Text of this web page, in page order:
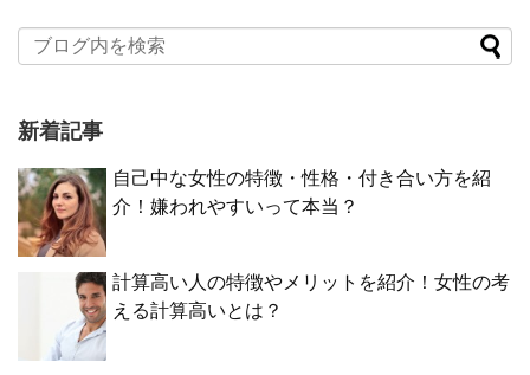
新着記事
自己中な女性の特徴・性格・付き合い方を紹
介！嫌われやすいって本当？
計算高い人の特徴やメリットを紹介！女性の考
える計算高いとは？